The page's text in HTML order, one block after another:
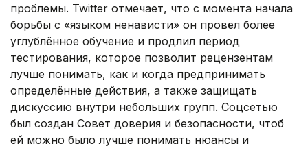
проблемы. Twitter отмечает, что с момента начала
борьбы с «языком ненависти» он провёл более
углублённое обучение и продлил период
тестирования, которое позволит рецензентам
лучше понимать, как и когда предпринимать
определённые действия, а также защищать
дискуссию внутри небольших групп. Соцсетью
был создан Совет доверия и безопасности, чтоб
ей можно было лучше понимать нюансы и